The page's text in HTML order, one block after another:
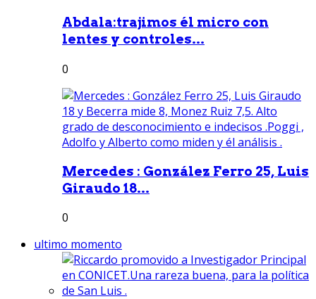
Abdala:trajimos él micro con
lentes y controles...
0
Mercedes : González Ferro 25, Luis
Giraudo 18...
0
ultimo momento